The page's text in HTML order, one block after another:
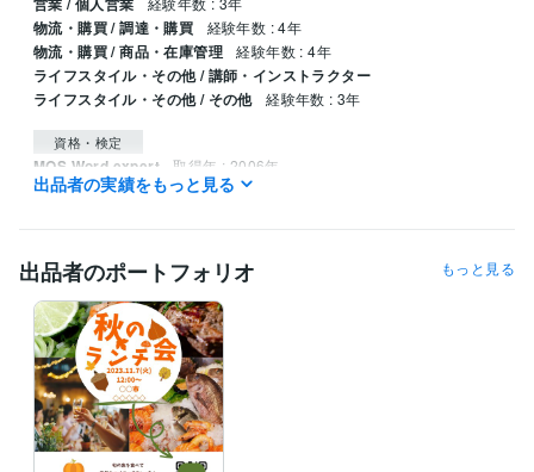
物流・購買 / 調達・購買 経験年数 : 4年
物流・購買 / 商品・在庫管理 経験年数 : 4年
ライフスタイル・その他 / 講師・インストラクター
ライフスタイル・その他 / その他
経験年数 : 3年
資格・検定
MOS Word expert 取得年 : 2006年
MOS Excel expert 取得年 : 2006年
出品者の実績をもっと見る
出品者のポートフォリオ もっと見る